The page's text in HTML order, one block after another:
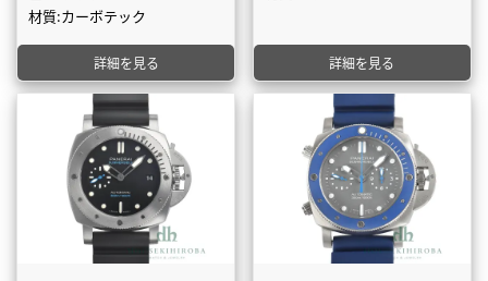
材質:カーボテック
詳細を見る 詳細を見る